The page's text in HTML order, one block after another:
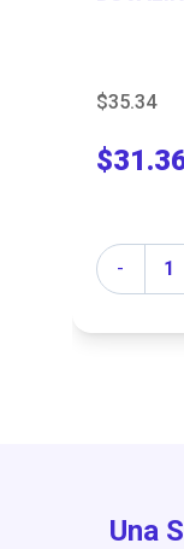
$35.34
-
Cantidad
Una